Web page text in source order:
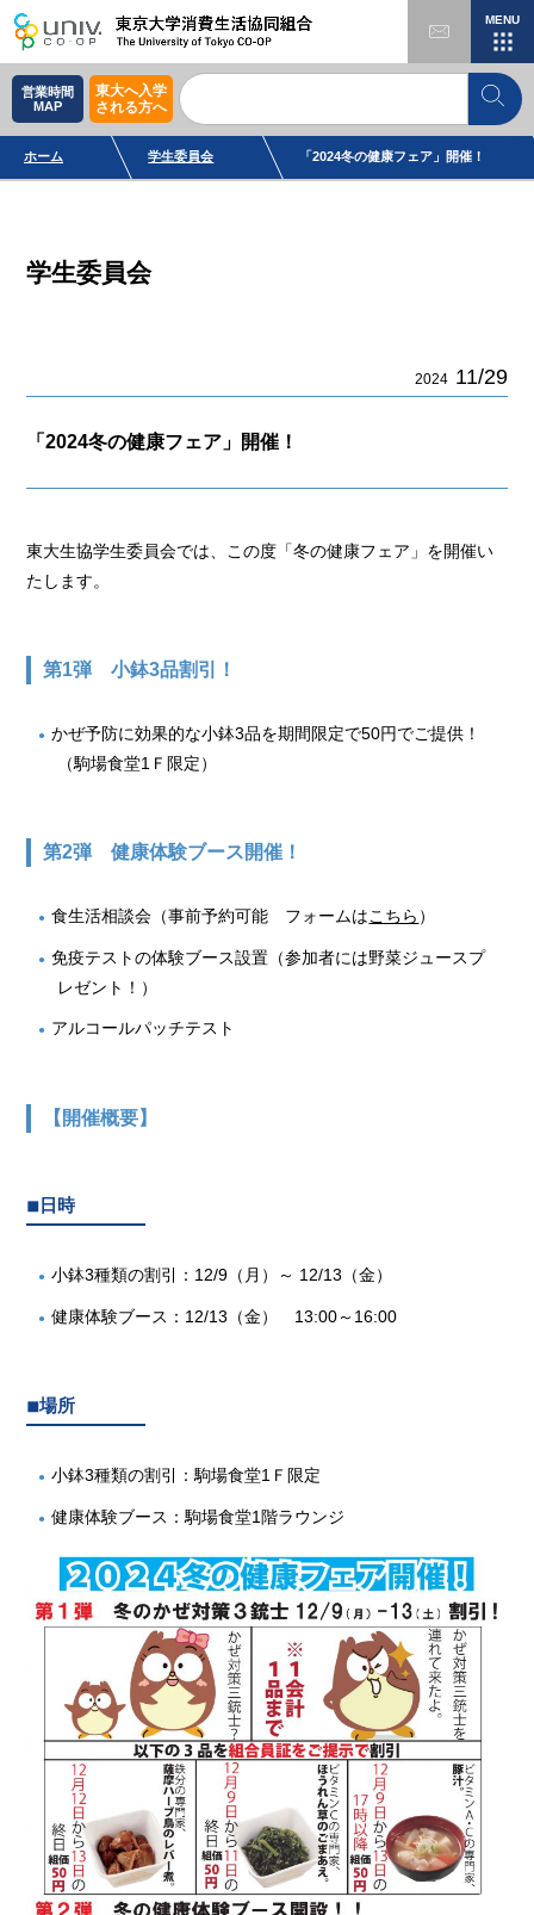
MENU
営業時間
MAP
東大へ入学
される方へ
ホーム 学生委員会 「2024冬の健康フェア」開催！
学生委員会
2024 11/29
「2024冬の健康フェア」開催！
東大生協学生委員会では、この度「冬の健康フェア」を開催い
たします。
第1弾 小鉢3品割引！
かぜ予防に効果的な小鉢3品を期間限定で50円でご提供！
（駒場食堂1Ｆ限定）
第2弾 健康体験ブース開催！
食生活相談会（事前予約可能 フォームは こちら ）
免疫テストの体験ブース設置（参加者には野菜ジュースプ
レゼント！）
アルコールパッチテスト
【開催概要】
◾︎日時
小鉢3種類の割引：12/9（月）～ 12/13（金）
健康体験ブース：12/13（金） 13:00～16:00
◾︎場所
小鉢3種類の割引：駒場食堂1Ｆ限定
健康体験ブース：駒場食堂1階ラウンジ